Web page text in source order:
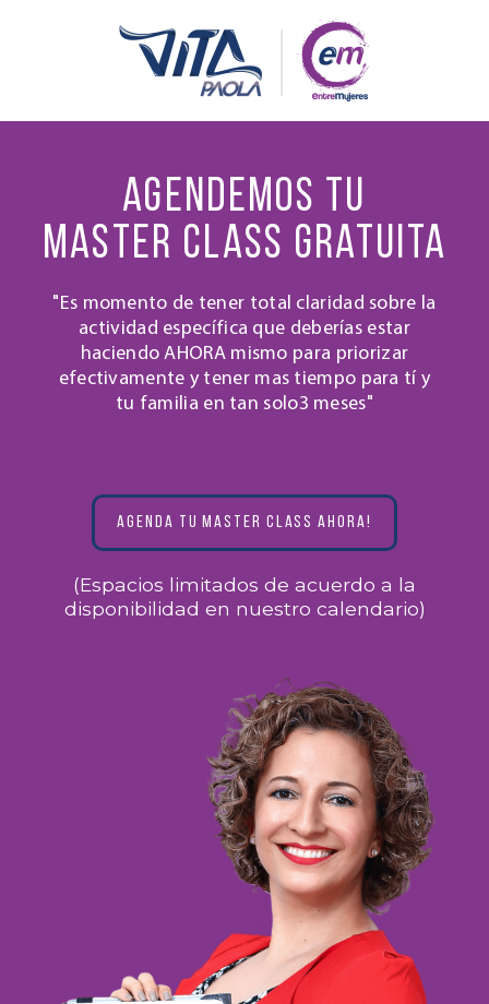
Agendemos tu
Master Class Gratuita
"Es momento de tener total claridad sobre la
actividad específica que deberías estar
haciendo AHORA mismo para priorizar
efectivamente y tener mas tiempo para tí y
tu familia en tan solo3 meses"
AGENDA TU MASTER CLASS AHORA!
(Espacios limitados de acuerdo a la
disponibilidad en nuestro calendario)